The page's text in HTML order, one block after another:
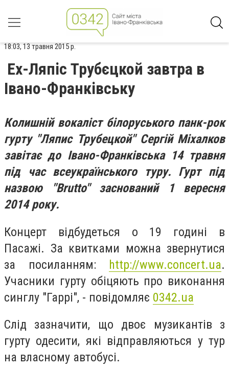
18:03, 13 травня 2015 р.
Ex-Ляпіс Трубєцкой завтра в
Івано-Франківську
Колишній вокаліст білоруського панк-рок
гурту "Ляпис Трубецкой" Сергій Міхалков
завітає до Івано-Франківська 14 травня
під час всеукраїнського туру. Гурт під
назвою "Brutto" заснований 1 вересня
2014 року.
Концерт відбудеться о 19 годині в
Пасажі. За квитками можна звернутися
за посиланням: http://www.concert.ua.
Учасники гурту обіцяють про виконання
синглу "Гаррі", - повідомляє 0342.ua
Слід зазначити, що двоє музикантів з
гурту одесити, які відправляються у тур
на власному автобусі.